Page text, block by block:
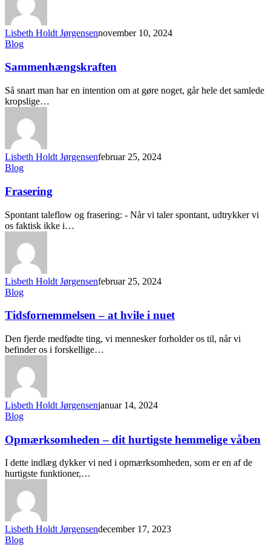
Lisbeth Holdt Jørgensennovember 10, 2024
Blog
Sammenhængskraften
Så snart man har en intention om at gøre noget, går hele det samlede
kropslige…
Lisbeth Holdt Jørgensenfebruar 25, 2024
Blog
Frasering
Spontant taleflow og frasering: - Når vi taler spontant, udtrykker vi
os faktisk ikke i…
Lisbeth Holdt Jørgensenfebruar 25, 2024
Blog
Tidsfornemmelsen – at hvile i nuet
Den fjerde medfødte ting, vi mennesker forholder os til, når vi
befinder os i forskellige…
Lisbeth Holdt Jørgensenjanuar 14, 2024
Blog
Opmærksomheden – dit hurtigste hemmelige våben
I dette indlæg dykker vi ned i opmærksomheden, som er en af de
hurtigste funktioner,…
Lisbeth Holdt Jørgensendecember 17, 2023
Blog